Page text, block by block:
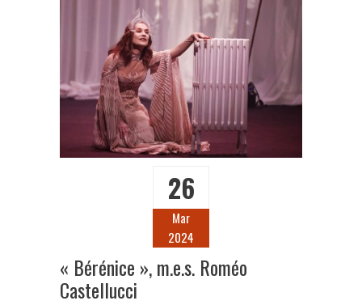
26
Mar
2024
« Bérénice », m.e.s. Roméo
Castellucci